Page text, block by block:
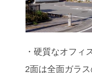
・硬質なオフィ
2面は全面ガラ